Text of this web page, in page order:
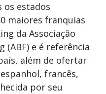
os estados
maiores franquias
da Associação
(ABF) e é referência
além de ofertar
francês,
por seu